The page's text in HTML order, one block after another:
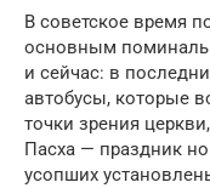
В советское время
основным
и сейчас: в
автобусы, которые
точки зрения
Пасха — праздник
усопших